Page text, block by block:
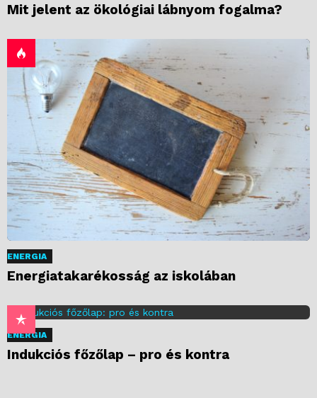
Mit jelent az ökológiai lábnyom fogalma?
ENERGIA
Energiatakarékosság az iskolában
ENERGIA
Indukciós főzőlap – pro és kontra